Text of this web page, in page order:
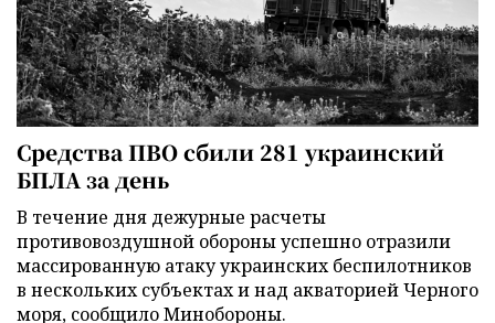
Средства ПВО сбили 281 украинский
БПЛА за день
В течение дня дежурные расчеты
противовоздушной обороны успешно отразили
массированную атаку украинских беспилотников
в нескольких субъектах и над акваторией Черного
моря, сообщило Минобороны.